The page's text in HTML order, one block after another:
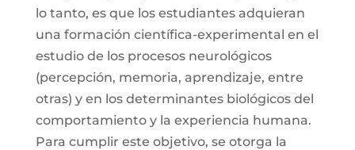
lo tanto, es que los estudiantes adquieran
una formación científica-experimental en el
estudio de los procesos neurológicos
(percepción, memoria, aprendizaje, entre
otras) y en los determinantes biológicos del
comportamiento y la experiencia humana.
Para cumplir este objetivo, se otorga la